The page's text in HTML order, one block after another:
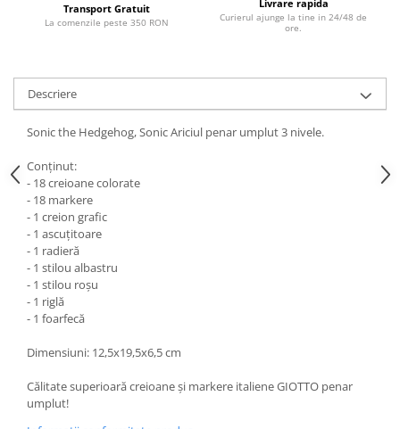
Transport Gratuit
La comenzile peste 350 RON
Livrare rapida
Curierul ajunge la tine in 24/48 de
ore.
Descriere
Sonic the Hedgehog, Sonic Ariciul penar umplut 3 nivele.
Conţinut:
- 18 creioane colorate
- 18 markere
- 1 creion grafic
- 1 ascuţitoare
- 1 radieră
- 1 stilou albastru
- 1 stilou roşu
- 1 riglă
- 1 foarfecă
Dimensiuni: 12,5x19,5x6,5 cm
Călitate superioară creioane şi markere italiene GIOTTO penar
umplut!